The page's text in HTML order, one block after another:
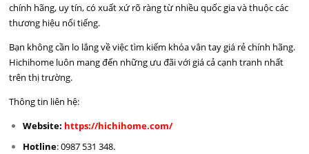
chính hãng, uy tín, có xuất xứ rõ ràng từ nhiều quốc gia và thuộc các
thương hiệu nổi tiếng.
Bạn không cần lo lắng về việc tìm kiếm khóa vân tay giá rẻ chính hãng.
Hichihome luôn mang đến những ưu đãi với giá cả cạnh tranh nhất
trên thị trường.
Thông tin liên hệ:
Website: https://hichihome.com/
Hotline: 0987 531 348.